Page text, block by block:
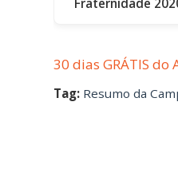
Fraternidade
30 dias GRÁTIS
Tag: Resumo da